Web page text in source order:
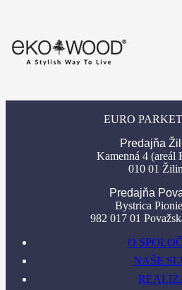
EURO PARKET
Predajňa
Kamenná 4 (areál
010 01
Predajňa
Bystrica
982 017 01
O
NAŠE